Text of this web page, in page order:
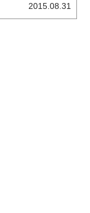
2015.08.31